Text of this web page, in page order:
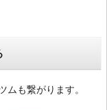
ムも繋がります。